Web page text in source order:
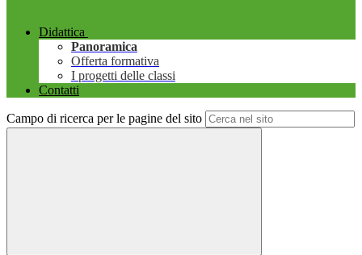
Didattica
Panoramica
Offerta formativa
I progetti delle classi
Contatti
Campo di ricerca per le pagine del sito